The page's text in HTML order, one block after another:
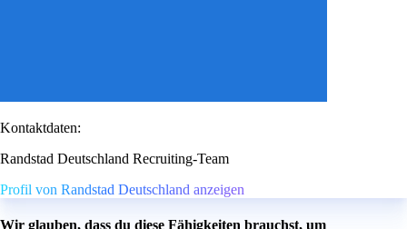
Kontaktdaten:
Randstad Deutschland Recruiting-Team
Profil von Randstad Deutschland anzeigen
Wir glauben, dass du diese Fähigkeiten brauchst, um